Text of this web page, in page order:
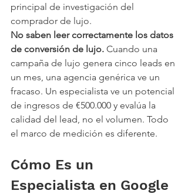
principal de investigación del
comprador de lujo.
No saben leer correctamente los datos
de conversión de lujo. Cuando una
campaña de lujo genera cinco leads en
un mes, una agencia genérica ve un
fracaso. Un especialista ve un potencial
de ingresos de €500.000 y evalúa la
calidad del lead, no el volumen. Todo
el marco de medición es diferente.
Cómo Es un
Especialista en Google